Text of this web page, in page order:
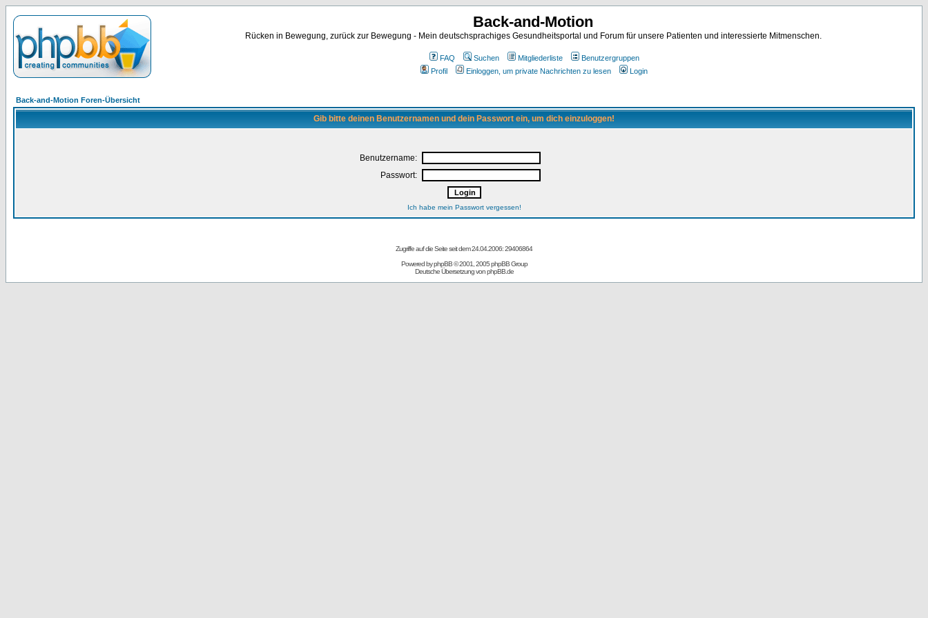
Back-and-Motion
Rücken in Bewegung, zurück zur Bewegung - Mein deutschsprachiges Gesundheitsportal und Forum für unsere Patienten und interessierte Mitmenschen.
FAQ Suchen Mitgliederliste
Benutzergruppen
Profil
Einloggen, um private Nachrichten zu lesen Login
Back-and-Motion Foren-Übersicht
Gib bitte deinen Benutzernamen und dein Passwort ein, um dich einzuloggen!
Benutzername:
Passwort:
Ich habe mein Passwort vergessen!
Zugriffe auf die Seite seit dem 24.04.2006: 29406864
Powered byphpBB© 2001, 2005 phpBB Group
Deutsche Übersetzung vonphpBB.de